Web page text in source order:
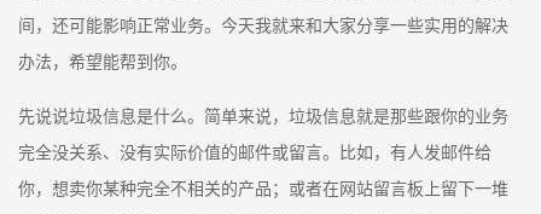
间，还可能影响正常业务。今天我就来和大家分享一些实用的解决
办法，希望能帮到你。
先说说垃圾信息是什么。简单来说，垃圾信息就是那些跟你的业务
完全没关系、没有实际价值的邮件或留言。比如，有人发邮件给
你，想卖你某种完全不相关的产品；或者在网站留言板上留下一堆